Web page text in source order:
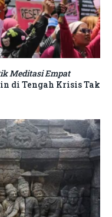
Meditasi Empat
di Tengah Krisis Tak